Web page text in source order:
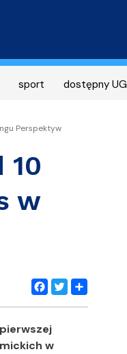
sport dostępny UG
Perspektyw
10
w
Facebook
Twitter
Share
w